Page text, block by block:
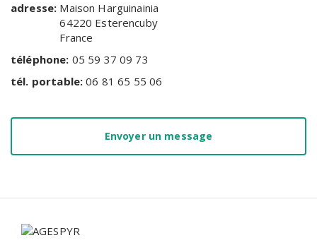
adresse: Maison Harguinainia
64220 Esterencuby
France
téléphone: 05 59 37 09 73
tél. portable:06 81 65 55 06
Envoyer un message